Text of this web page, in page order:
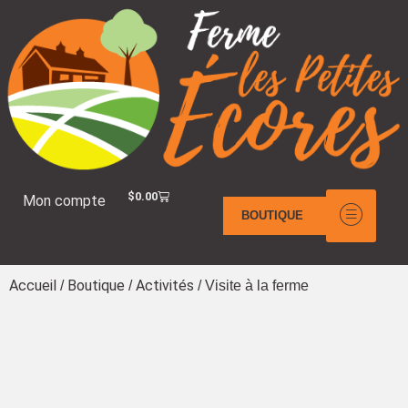
Mon compte $0.00
BOUTIQUE
Accueil / Boutique /Activités / Visite à la ferme